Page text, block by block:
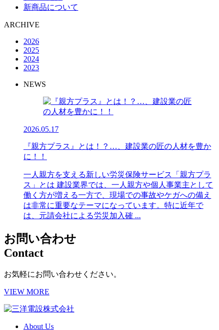
新商品について
ARCHIVE
2026
2025
2024
2023
NEWS
2026.05.17
『親方プラス』とは！？…、建設業の匠の人材を豊か
に！！
一人親方を支える新しい労災保険サービス「親方プラ
ス」とは 建設業界では、一人親方や個人事業主として
働く方が増える一方で、現場での事故やケガへの備え
は非常に重要なテーマになっています。特に近年で
は、元請会社による労災加入確 ...
お問い合わせ
Contact
お気軽にお問い合わせください。
VIEW MORE
About Us